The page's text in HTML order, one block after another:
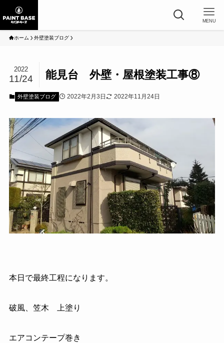
MENU
ホーム 外壁塗装ブログ
能見台 外壁・屋根塗装工事⑧
2022
11/24
外壁塗装ブログ 2022年2月3日 2022年11月24日
本日で最終工程になります。
破風、笠木 上塗り
エアコンテープ巻き